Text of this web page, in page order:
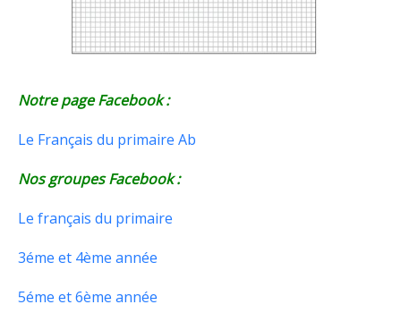
Notre page Facebook :
Le Français du primaire Ab
Nos groupes Facebook :
Le français du primaire
3éme et 4ème année
5éme et 6ème année